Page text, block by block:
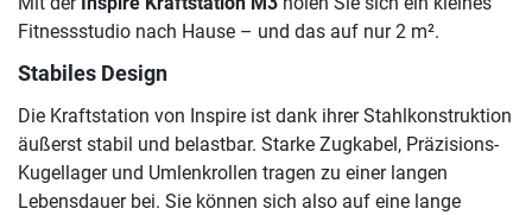
Fitnessstudio nach Hause – und das auf nur 2 m².
Stabiles Design
Die Kraftstation von Inspire ist dank ihrer Stahlkonstruktion
äußerst stabil und belastbar. Starke Zugkabel, Präzisions-
Kugellager und Umlenkrollen tragen zu einer langen
Lebensdauer bei. Sie können sich also auf eine lange